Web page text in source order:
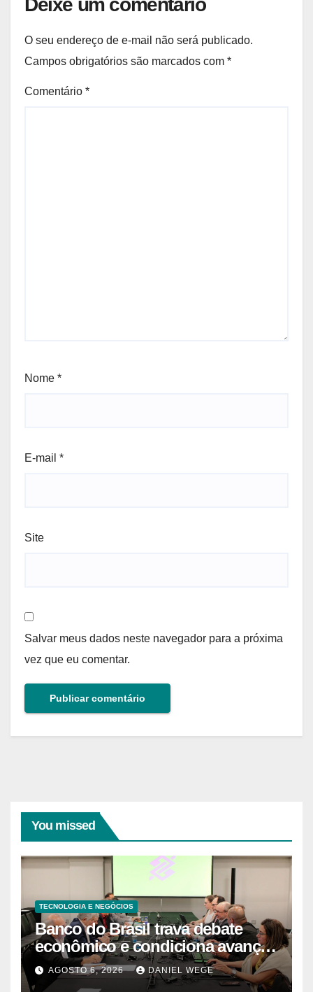
Deixe um comentário
O seu endereço de e-mail não será publicado.
Campos obrigatórios são marcados com *
Comentário *
Nome *
E-mail *
Site
Salvar meus dados neste navegador para a próxima
vez que eu comentar.
You missed
TECNOLOGIA E NEGÓCIOS
Banco do Brasil trava debate
econômico e condiciona avanços
à decisão da Fenaban | Contec
Brasil
AGOSTO 6, 2026 DANIEL WEGE